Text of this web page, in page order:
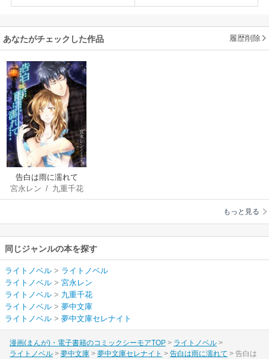
あなたがチェックした作品 履歴削除
告白は雨に濡れて
宮永レン / 九重千花
もっと見る
同じジャンルの本を探す
ライトノベル > ライトノベル
ライトノベル > 宮永レン
ライトノベル > 九重千花
ライトノベル > 夢中文庫
ライトノベル > 夢中文庫セレナイト
漫画(まんが)・電子書籍のコミックシーモアTOP
ライトノベル
ライトノベル
夢中文庫 夢中文庫セレナイト 告白は雨に濡れて
告白は